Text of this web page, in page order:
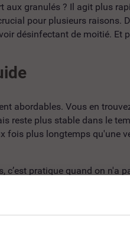
granulés ? Il agit plus
pour plusieurs raisons.
désinfectant de moitié. Et
abordables. Vous en
reste plus stable dans le
fois plus longtemps qu'une
pratique quand on n'a
la tranquillité d'esprit n'a
plus cher, environ 30%